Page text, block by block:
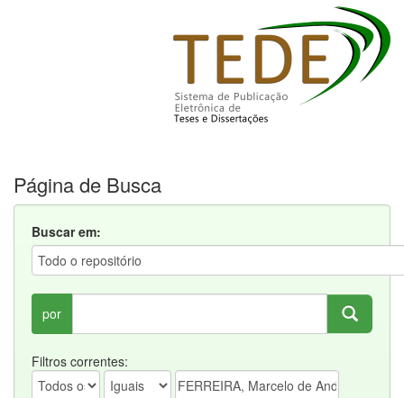
Página de Busca
Buscar em:
por
Filtros correntes: